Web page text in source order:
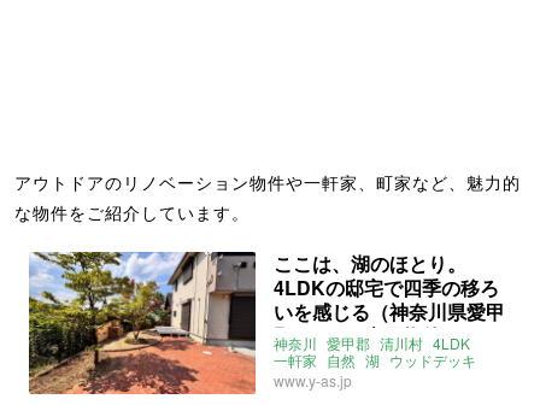
アウトドアのリノベーション物件や一軒家、町家など、魅力的
な物件をご紹介しています。
ここは、湖のほとり。
4LDKの邸宅で四季の移ろ
いを感じる（神奈川県愛甲
郡154㎡の売買物件）
神奈川 愛甲郡 清川村 4LDK
一軒家 自然 湖 ウッドデッキ
BBQ アウトドア
www.y-as.jp